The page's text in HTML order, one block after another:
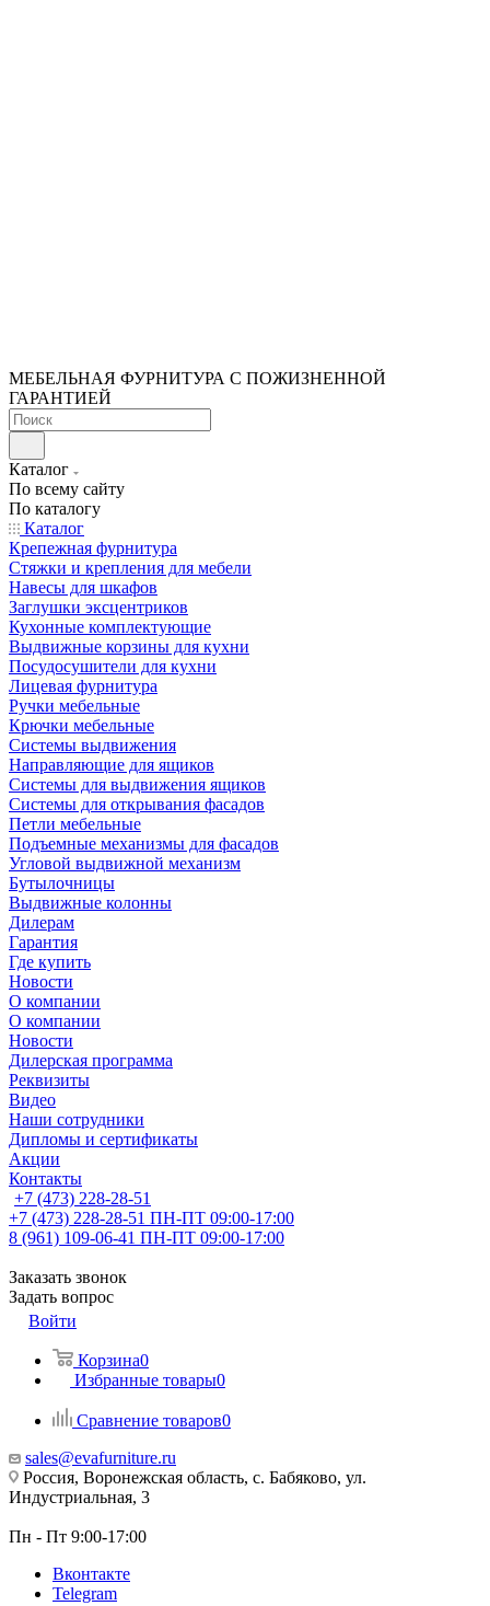
МЕБЕЛЬНАЯ ФУРНИТУРА С ПОЖИЗНЕННОЙ
ГАРАНТИЕЙ
Каталог
По всему сайту
По каталогу
Каталог
Крепежная фурнитура
Стяжки и крепления для мебели
Навесы для шкафов
Заглушки эксцентриков
Кухонные комплектующие
Выдвижные корзины для кухни
Посудосушители для кухни
Лицевая фурнитура
Ручки мебельные
Крючки мебельные
Системы выдвижения
Направляющие для ящиков
Системы для выдвижения ящиков
Системы для открывания фасадов
Петли мебельные
Подъемные механизмы для фасадов
Угловой выдвижной механизм
Бутылочницы
Выдвижные колонны
Дилерам
Гарантия
Где купить
Новости
О компании
О компании
Новости
Дилерская программа
Реквизиты
Видео
Наши сотрудники
Дипломы и сертификаты
Акции
Контакты
+7 (473) 228-28-51
+7 (473) 228-28-51 ПН-ПТ 09:00-17:00
8 (961) 109-06-41 ПН-ПТ 09:00-17:00
Заказать звонок
Задать вопрос
Войти
Корзина0
Избранные товары0
Сравнение товаров0
sales@evafurniture.ru
Россия, Воронежская область, с. Бабяково, ул.
Индустриальная, 3
Пн - Пт 9:00-17:00
Вконтакте
Telegram